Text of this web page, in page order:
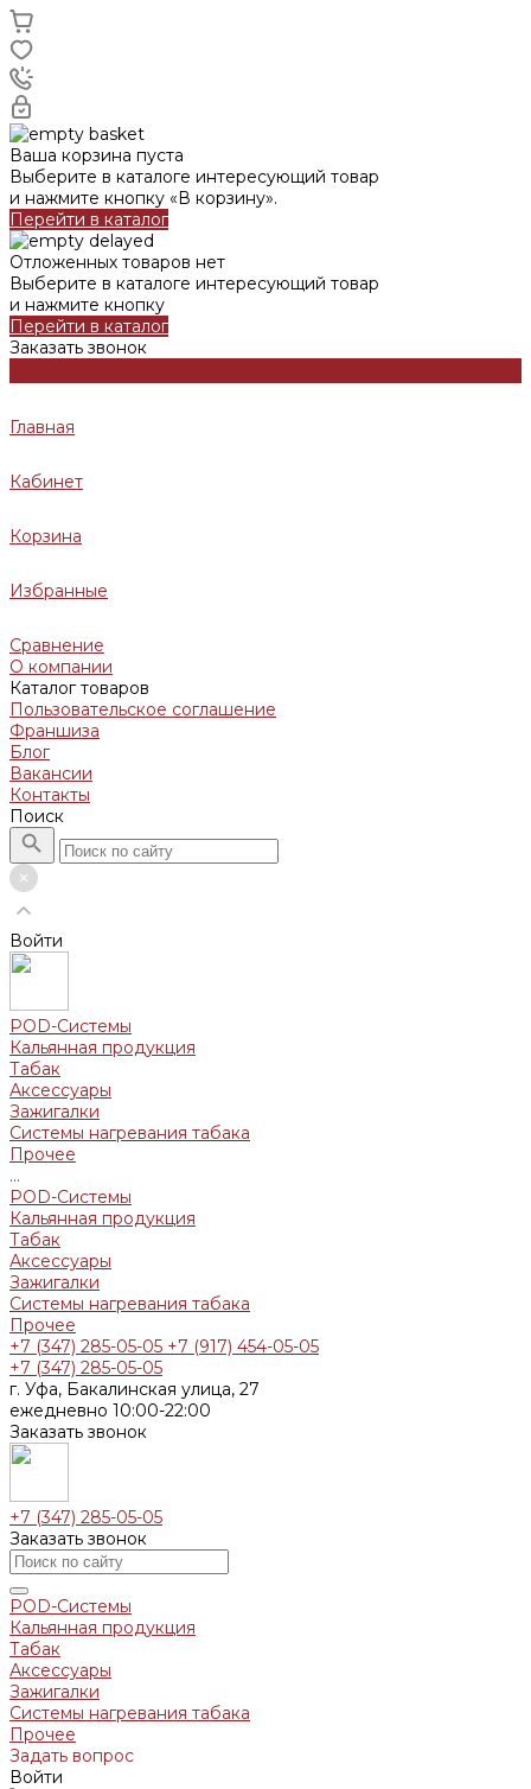
Ваша корзина пуста
Выберите в каталоге интересующий товар
и нажмите кнопку «В корзину».
Перейти в каталог
Отложенных товаров нет
Выберите в каталоге интересующий товар
и нажмите кнопку
Перейти в каталог
Заказать звонок
Главная
Кабинет
Корзина
Избранные
Сравнение
О компании
Каталог товаров
Пользовательское соглашение
Франшиза
Блог
Вакансии
Контакты
Поиск
Войти
POD-Системы
Кальянная продукция
Табак
Аксессуары
Зажигалки
Системы нагревания табака
Прочее
...
POD-Системы
Кальянная продукция
Табак
Аксессуары
Зажигалки
Системы нагревания табака
Прочее
+7 (347) 285-05-05 +7 (917) 454-05-05
+7 (347) 285-05-05
г. Уфа, Бакалинская улица, 27
ежедневно 10:00-22:00
Заказать звонок
+7 (347) 285-05-05
Заказать звонок
POD-Системы
Кальянная продукция
Табак
Аксессуары
Зажигалки
Системы нагревания табака
Прочее
Задать вопрос
Войти